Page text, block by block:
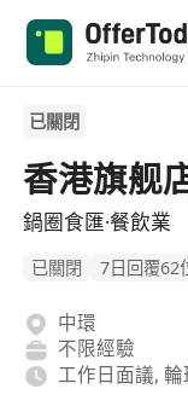
已關閉
香港旗舰
鍋圈食匯·餐飲業
已關閉 7日回覆62
中環
不限經驗
工作日面議, 輪